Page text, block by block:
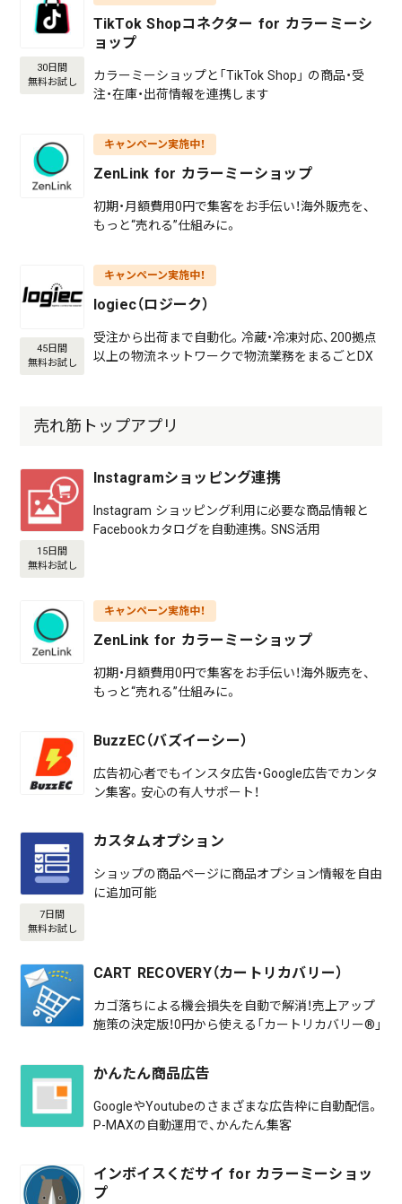
30日間
無料お試し
TikTok Shopコネクター for カラーミーシ
ョップ
カラーミーショップと「TikTok Shop」 の商品・受
注・在庫・出荷情報を連携します
キャンペーン実施中！
ZenLink for カラーミーショップ
初期・月額費用0円で集客をお手伝い！海外販売を、
もっと“売れる”仕組みに。
45日間
無料お試し
キャンペーン実施中！
logiec（ロジーク）
受注から出荷まで自動化。冷蔵・冷凍対応、200拠点
以上の物流ネットワークで物流業務をまるごとDX
売れ筋トップアプリ
15日間
無料お試し
Instagramショッピング連携
Instagram ショッピング利用に必要な商品情報と
Facebookカタログを自動連携。SNS活用
キャンペーン実施中！
ZenLink for カラーミーショップ
初期・月額費用0円で集客をお手伝い！海外販売を、
もっと“売れる”仕組みに。
BuzzEC（バズイーシー）
広告初心者でもインスタ広告・Google広告でカンタ
ン集客。安心の有人サポート！
7日間
無料お試し
カスタムオプション
ショップの商品ページに商品オプション情報を自由
に追加可能
CART RECOVERY（カートリカバリー）
カゴ落ちによる機会損失を自動で解消！売上アップ
施策の決定版！0円から使える「カートリカバリー®」
かんたん商品広告
GoogleやYoutubeのさまざまな広告枠に自動配信。
P-MAXの自動運用で、かんたん集客
インボイスくだサイ for カラーミーショッ
プ